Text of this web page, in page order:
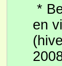
*
en